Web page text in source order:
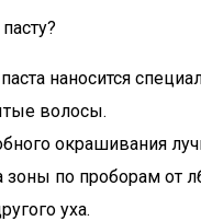
наносится
волосы.
окрашивания
зоны по проборам от
уха.